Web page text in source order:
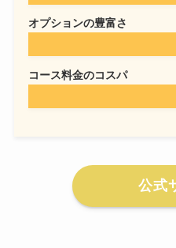
オプションの豊富さ
コース料金のコスパ
公式